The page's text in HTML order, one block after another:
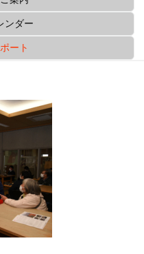
ンダー
ート